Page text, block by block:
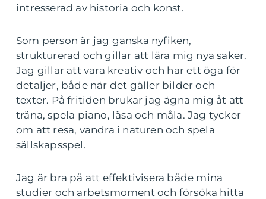
intresserad av historia och konst.
Som person är jag ganska nyfiken,
strukturerad och gillar att lära mig nya saker.
Jag gillar att vara kreativ och har ett öga för
detaljer, både när det gäller bilder och
texter. På fritiden brukar jag ägna mig åt att
träna, spela piano, läsa och måla. Jag tycker
om att resa, vandra i naturen och spela
sällskapsspel.
Jag är bra på att effektivisera både mina
studier och arbetsmoment och försöka hitta